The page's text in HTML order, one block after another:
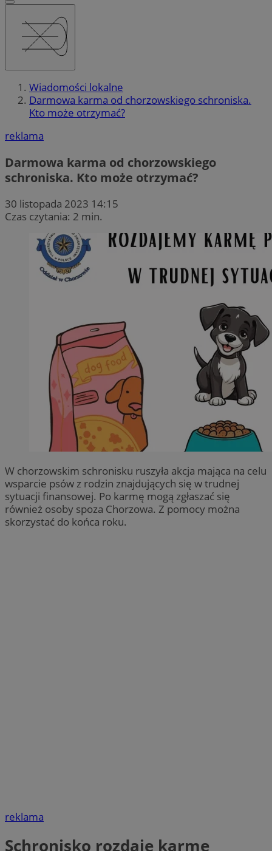
Wiadomości lokalne
Darmowa karma od chorzowskiego schroniska.
Kto może otrzymać?
reklama
Darmowa karma od chorzowskiego
schroniska. Kto może otrzymać?
30 listopada 2023 14:15
Czas czytania: 2 min.
W chorzowskim schronisku ruszyła akcja mająca na celu
wsparcie psów z rodzin znajdujących się w trudnej
sytuacji finansowej. Po karmę mogą zgłaszać się
również osoby spoza Chorzowa. Z pomocy można
skorzystać do końca roku.
reklama
Schronisko rozdaje karmę